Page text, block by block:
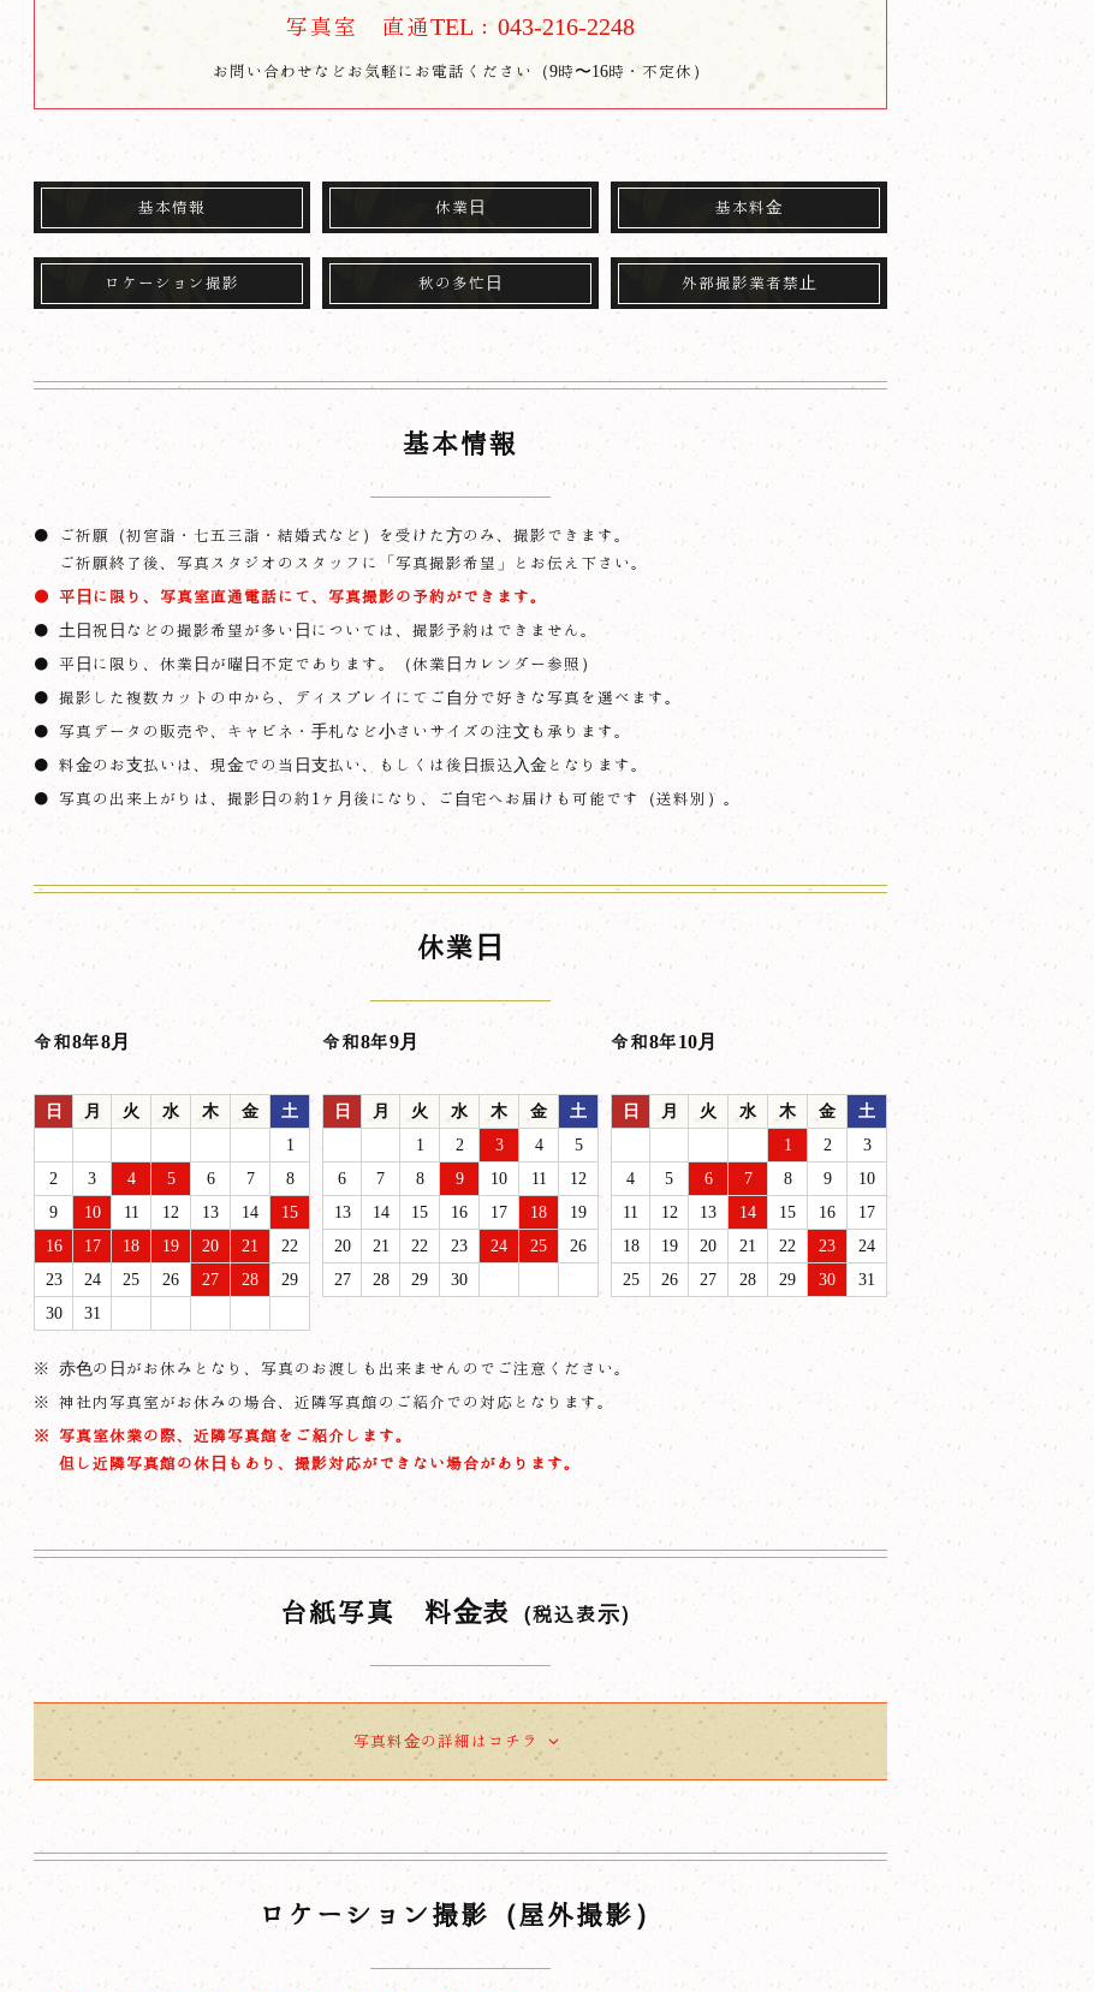
写真室 直通TEL： 043-216-2248
お問い合わせなどお気軽にお電話ください（9時〜16時・不定休）
基本情報 休業日 基本料金
ロケーション撮影 秋の多忙日 外部撮影業者禁止
基本情報
ご祈願（初宮詣・七五三詣・結婚式など）を受けた方のみ、撮影できます。
ご祈願終了後、写真スタジオのスタッフに「写真撮影希望」とお伝え下さい。
平日に限り、写真室直通電話にて、写真撮影の予約ができます。
土日祝日などの撮影希望が多い日については、撮影予約はできません。
平日に限り、休業日が曜日不定であります。（休業日カレンダー参照）
撮影した複数カットの中から、ディスプレイにてご自分で好きな写真を選べます。
写真データの販売や、キャビネ・手札など小さいサイズの注文も承ります。
料金のお支払いは、現金での当日支払い、もしくは後日振込入金となります。
写真の出来上がりは、撮影日の約1ヶ月後になり、ご自宅へお届けも可能です（送料別）。
休業日
令和8年8月
日 月 火 水 木 金
土
1
2
3 4 5 6 7
8
9
10 11 12 13 14
15
16
17 18 19 20 21
22
23
24 25 26 27 28
29
30
31
令和8年9月
日 月 火 水 木 金
土
1
2 3 4
5
6
7 8 9 10 11
12
13
14 15 16 17 18
19
20
21 22 23 24 25
26
27
28 29 30
令和8年10月
日 月 火 水 木 金
土
1
2
3
4
5 6 7 8 9
10
11
12 13 14 15 16
17
18
19 20 21 22 23
24
25
26 27 28 29 30 31
赤色の日がお休みとなり、写真のお渡しも出来ませんのでご注意ください。
神社内写真室がお休みの場合、近隣写真館のご紹介での対応となります。
写真室休業の際、近隣写真館をご紹介します。
但し近隣写真館の休日もあり、撮影対応ができない場合があります。
台紙写真 料金表 （税込表示）
写真料金の詳細はコチラ
ロケーション撮影（屋外撮影）